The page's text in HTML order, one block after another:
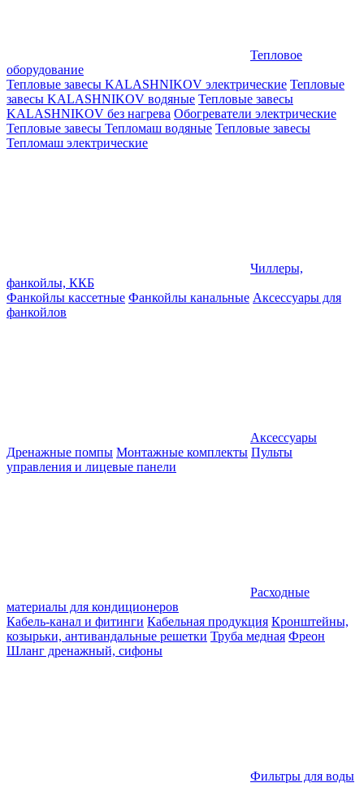
Тепловое
оборудование
Тепловые завесы KALASHNIKOV электрические Тепловые
завесы KALASHNIKOV водяные Тепловые завесы
KALASHNIKOV без нагрева Обогреватели электрические
Тепловые завесы Тепломаш водяные Тепловые завесы
Тепломаш электрические
Чиллеры,
фанкойлы, ККБ
Фанкойлы кассетные Фанкойлы канальные Аксессуары для
фанкойлов
Аксессуары
Дренажные помпы Монтажные комплекты Пульты
управления и лицевые панели
Расходные
материалы для кондиционеров
Кабель-канал и фитинги Кабельная продукция Кронштейны,
козырьки, антивандальные решетки Труба медная Фреон
Шланг дренажный, сифоны
Фильтры для воды